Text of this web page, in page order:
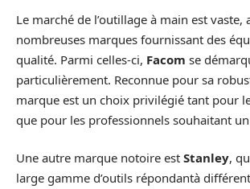
Le marché de l’outillage à main est vaste,
nombreuses marques fournissant des
qualité. Parmi celles-ci, Facom se
particulièrement. Reconnue pour sa
marque est un choix privilégié tant pour
que pour les professionnels souhaitant
Une autre marque notoire est Stanley,
large gamme d’outils répondantà